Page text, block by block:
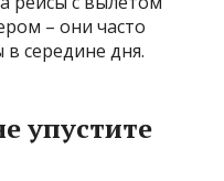
– они часто
середине дня.
упустите